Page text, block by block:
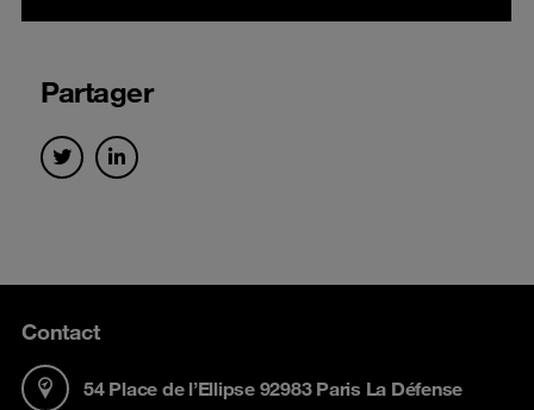
Partager
Contact
54 Place de l’Ellipse 92983 Paris La Défense